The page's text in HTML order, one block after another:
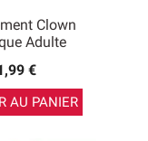
Clown
Adulte
€
AU PANIER